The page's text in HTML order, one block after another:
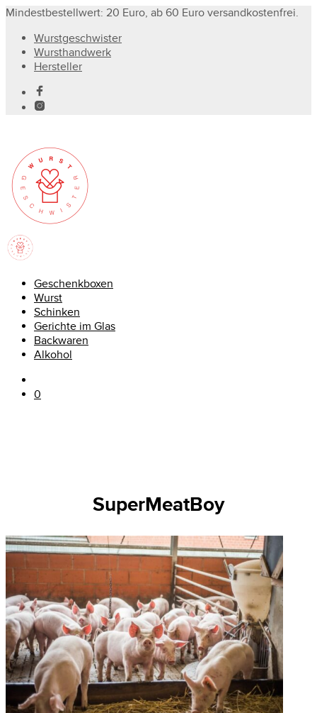
Mindestbestellwert: 20 Euro, ab 60 Euro versandkostenfrei.
Wurstgeschwister
Wursthandwerk
Hersteller
Geschenkboxen
Wurst
Schinken
Gerichte im Glas
Backwaren
Alkohol
0
SuperMeatBoy